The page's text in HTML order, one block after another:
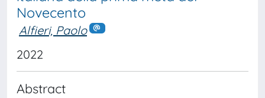
Novecento
Alfieri, Paolo
2022
Abstract